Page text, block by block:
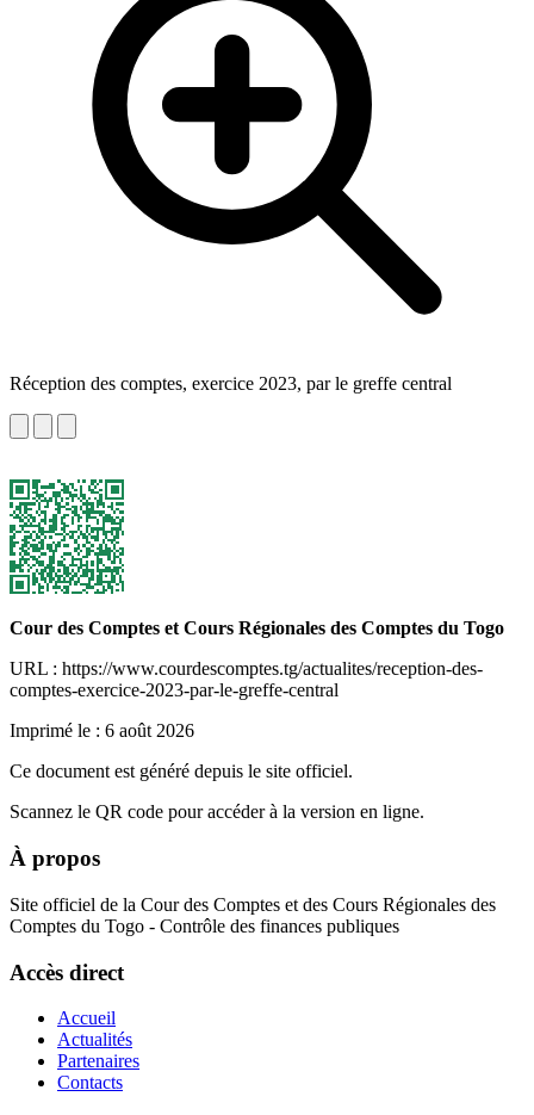
Réception des comptes, exercice 2023, par le greffe central
Cour des Comptes et Cours Régionales des Comptes du Togo
URL : https://www.courdescomptes.tg/actualites/reception-des-
comptes-exercice-2023-par-le-greffe-central
Imprimé le : 6 août 2026
Ce document est généré depuis le site officiel.
Scannez le QR code pour accéder à la version en ligne.
À propos
Site officiel de la Cour des Comptes et des Cours Régionales des
Comptes du Togo - Contrôle des finances publiques
Accès direct
Accueil
Actualités
Partenaires
Contacts